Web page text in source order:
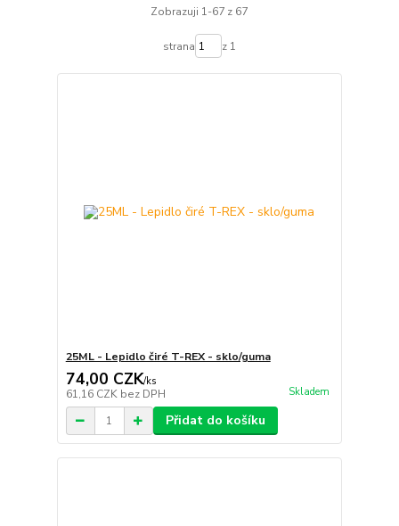
Zobrazuji 1-67 z 67
strana z 1
25ML - Lepidlo čiré T-REX - sklo/guma
74,00 CZK/ks
61,16 CZK bez DPH Skladem
Přidat do košíku